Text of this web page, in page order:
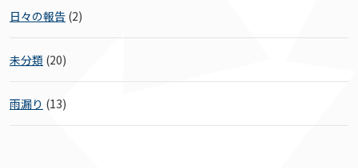
日々の報告 (2)
未分類 (20)
雨漏り (13)